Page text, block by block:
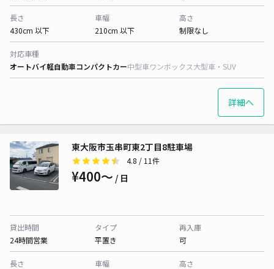
長さ
430cm 以下
車幅
210cm 以下
高さ
制限なし
対応車種
オートバイ軽自動車コンパクトカー中型車ワンボックス大型車・SUV
詳細へ
東大阪市玉串町東2丁目8駐車場
4.8 / 11件
¥400〜 / 日
貸出時間
24時間営業
タイプ
平置き
再入庫
可
長さ
車幅
高さ